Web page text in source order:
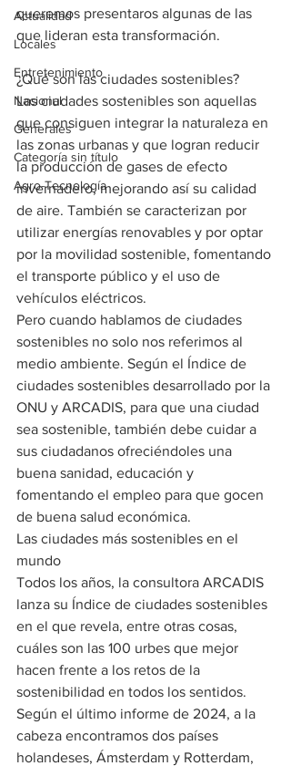
Actualidad
Locales
Entretenimiento
Nacional
Generales
Categoría sin título
Agro-Tecnología
queremos presentaros algunas de las
que lideran esta transformación.
¿Qué son las ciudades sostenibles?
Las ciudades sostenibles son aquellas
que consiguen integrar la naturaleza en
las zonas urbanas y que logran reducir
la producción de gases de efecto
invernadero, mejorando así su calidad
de aire. También se caracterizan por
utilizar energías renovables y por optar
por la movilidad sostenible, fomentando
el transporte público y el uso de
vehículos eléctricos.
Pero cuando hablamos de ciudades
sostenibles no solo nos referimos al
medio ambiente. Según el Índice de
ciudades sostenibles desarrollado por la
ONU y ARCADIS, para que una ciudad
sea sostenible, también debe cuidar a
sus ciudadanos ofreciéndoles una
buena sanidad, educación y
fomentando el empleo para que gocen
de buena salud económica.
Las ciudades más sostenibles en el
mundo
Todos los años, la consultora ARCADIS
lanza su Índice de ciudades sostenibles
en el que revela, entre otras cosas,
cuáles son las 100 urbes que mejor
hacen frente a los retos de la
sostenibilidad en todos los sentidos.
Según el último informe de 2024, a la
cabeza encontramos dos países
holandeses, Ámsterdam y Rotterdam,